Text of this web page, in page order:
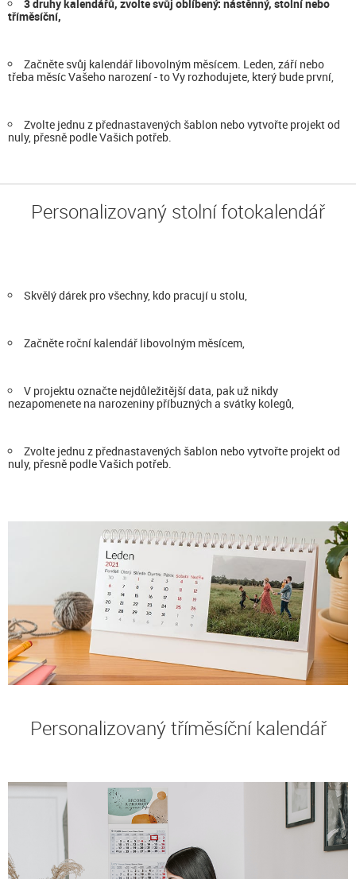
3 druhy kalendářů, zvolte svůj oblíbený: nástěnný, stolní nebo
tříměsíční,
Začněte svůj kalendář libovolným měsícem. Leden, září nebo
třeba měsíc Vašeho narození - to Vy rozhodujete, který bude první,
Zvolte jednu z přednastavených šablon nebo vytvořte projekt od
nuly, přesně podle Vašich potřeb.
Personalizovaný stolní fotokalendář
Skvělý dárek pro všechny, kdo pracují u stolu,
Začněte roční kalendář libovolným měsícem,
V projektu označte nejdůležitější data, pak už nikdy
nezapomenete na narozeniny příbuzných a svátky kolegů,
Zvolte jednu z přednastavených šablon nebo vytvořte projekt od
nuly, přesně podle Vašich potřeb.
Personalizovaný tříměsíční kalendář